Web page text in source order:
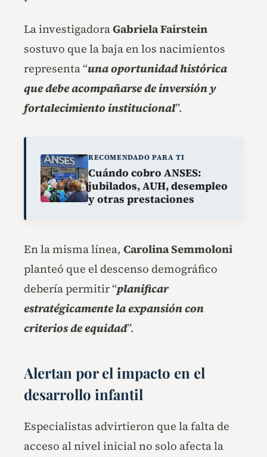
La investigadoraGabriela Fairstein
sostuvo que la baja en los nacimientos
representa “una oportunidad histórica
que debe acompañarse de inversión y
fortalecimiento institucional”.
RECOMENDADO PARA TI
Cuándo cobro ANSES:
jubilados, AUH, desempleo
y otras prestaciones
En la misma línea, Carolina Semmoloni
planteó que el descenso demográfico
debería permitir “planificar
estratégicamente la expansión con
criterios de equidad”.
Alertan por el impacto en el
desarrollo infantil
Especialistas advirtieron que la falta de
acceso al nivel inicial no solo afecta la